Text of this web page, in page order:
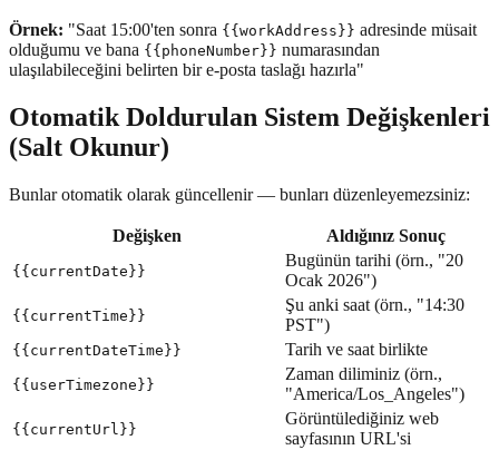
Örnek: "Saat 15:00'ten sonra {{workAddress}} adresinde müsait
olduğumu ve bana {{phoneNumber}} numarasından
ulaşılabileceğini belirten bir e-posta taslağı hazırla"
Otomatik Doldurulan Sistem Değişkenleri
(Salt Okunur)
Bunlar otomatik olarak güncellenir — bunları düzenleyemezsiniz:
Değişken Aldığınız Sonuç
{{currentDate}}
Bugünün tarihi (örn., "20
Ocak 2026")
{{currentTime}}
Şu anki saat (örn., "14:30
PST")
{{currentDateTime}} Tarih ve saat birlikte
{{userTimezone}}
Zaman diliminiz (örn.,
"America/Los_Angeles")
{{currentUrl}}
Görüntülediğiniz web
sayfasının URL'si